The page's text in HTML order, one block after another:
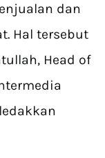
dan
Hal tersebut
Head of